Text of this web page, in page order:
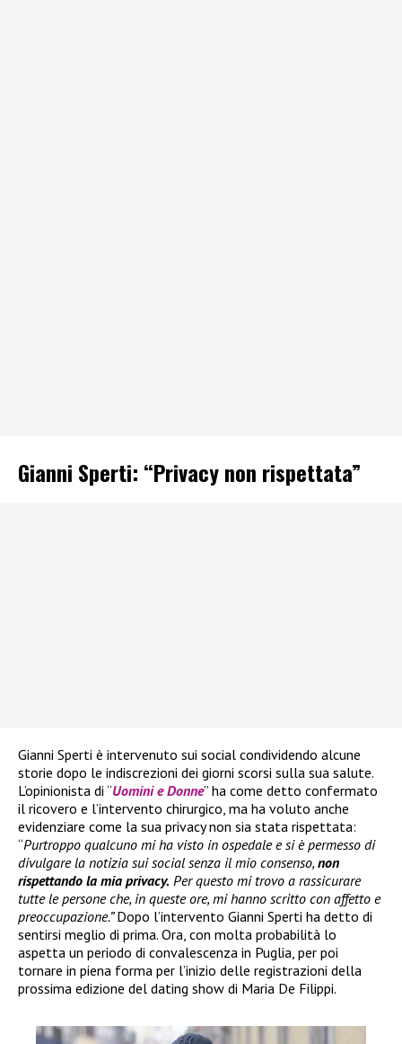
Gianni Sperti: “Privacy non rispettata”
Gianni Sperti è intervenuto sui social condividendo alcune
storie dopo le indiscrezioni dei giorni scorsi sulla sua salute.
L’opinionista di “Uomini e Donne” ha come detto confermato
il ricovero e l’intervento chirurgico, ma ha voluto anche
evidenziare come la sua privacy non sia stata rispettata:
“Purtroppo qualcuno mi ha visto in ospedale e si è permesso di
divulgare la notizia sui social senza il mio consenso, non
rispettando la mia privacy. Per questo mi trovo a rassicurare
tutte le persone che, in queste ore, mi hanno scritto con affetto e
preoccupazione.”Dopo l’intervento Gianni Sperti ha detto di
sentirsi meglio di prima. Ora, con molta probabilità lo
aspetta un periodo di convalescenza in Puglia, per poi
tornare in piena forma per l’inizio delle registrazioni della
prossima edizione del dating show di Maria De Filippi.